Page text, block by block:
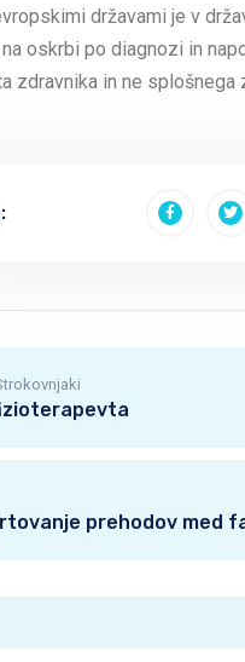
državami je v
oskrbi po diagnozi in
zdravnika in ne splošnega
prehodov med